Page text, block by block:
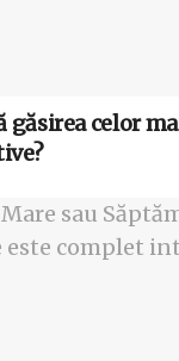
găsirea celor